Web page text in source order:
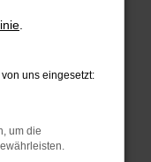
deine
in einem
privaten
uns eingesetzt:
um die